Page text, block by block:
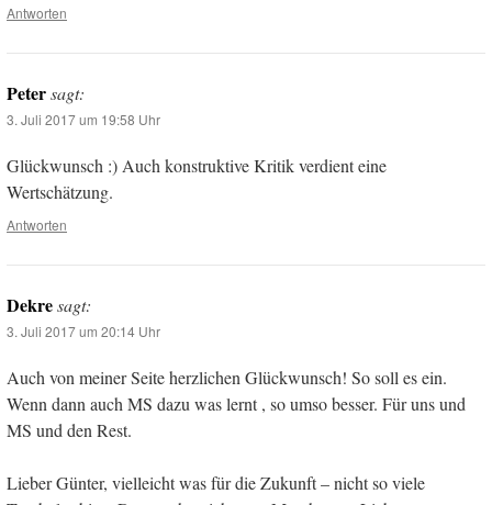
Antworten
Petersagt:
3. Juli 2017 um 19:58 Uhr
Glückwunsch :) Auch konstruktive Kritik verdient eine
Wertschätzung.
Antworten
Dekresagt:
3. Juli 2017 um 20:14 Uhr
Auch von meiner Seite herzlichen Glückwunsch! So soll es ein.
Wenn dann auch MS dazu was lernt , so umso besser. Für uns und
MS und den Rest.
Lieber Günter, vielleicht was für die Zukunft – nicht so viele